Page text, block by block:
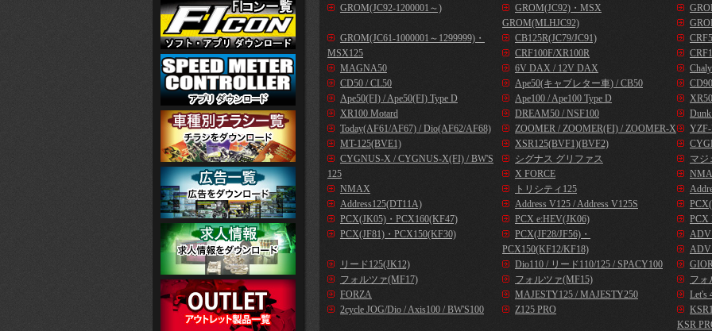
GROM(JC92-1200001～)
GROM(JC92)・MSX
GROM(MLHJC92)
GROM(JC61-1000001～1299999)・
MSX125
CB125R(JC79/JC91)
CRF100F/XR100R
MAGNA50
6V DAX / 12V DAX
CD50 / CL50
Ape50(キャブレター車) / CB50
Ape50(FI) / Ape50(FI) Type D
Ape100 / Ape100 Type D
XR100 Motard
DREAM50 / NSF100
Today(AF61/AF67) / Dio(AF62/AF68)
ZOOMER / ZOOMER(FI) / ZOOMER-X
MT-125(BVE1)
XSR125(BVF1)(BVF2)
CYGNUS-X / CYGNUS-X(FI) / BW'S
125
シグナス グリファス
マジ
X FORCE
NMAX
トリシティ125
Address125(DT11A)
Address V125 / Address V125S
PCX(JK05)・PCX160(KF47)
PCX e:HEV(JK06)
PCX
PCX(JF81)・PCX150(KF30)
PCX(JF28/JF56)・
PCX150(KF12/KF18)
リード125(JK12)
Dio110 / リード110/125 / SPACY100
フォルツァ(MF17)
フォルツァ(MF15)
フォ
FORZA
MAJESTY125 / MAJESTY250
Let's
2cycle JOG/Dio / Axis100 / BW'S100
Z125 PRO
KSR